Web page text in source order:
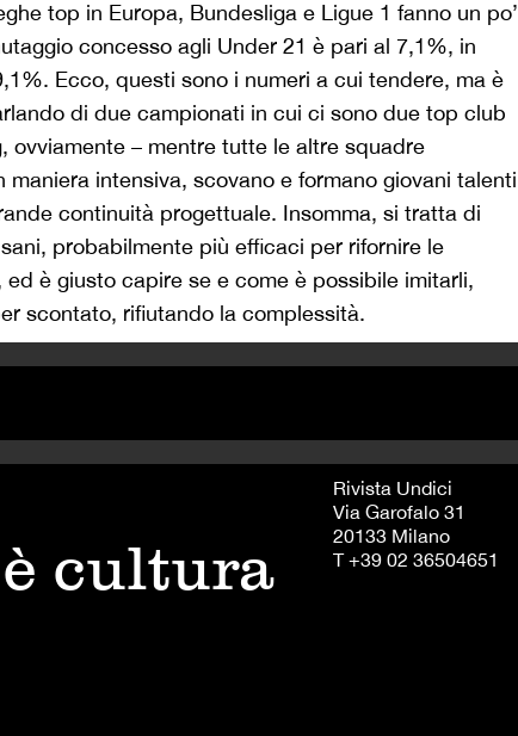
top in Europa, Bundesliga e Ligue 1 fanno un po’
concesso agli Under 21 è pari al 7,1%, in
Ecco, questi sono i numeri a cui tendere, ma è
di due campionati in cui ci sono due top club
ovviamente – mentre tutte le altre squadre
intensiva, scovano e formano giovani talenti
continuità progettuale. Insomma, si tratta di
probabilmente più efficaci per rifornire le
è giusto capire se e come è possibile imitarli,
scontato, rifiutando la complessità.
cultura
Rivista Undici
Via Garofalo 31
20133 Milano
T +39 02 36504651